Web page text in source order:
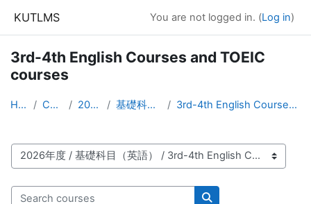
KUTLMS You are not logged in. (Log in)
3rd-4th English Courses and TOEIC
courses
Home Courses 2026年度 基礎科目（英語） 3rd-4th English Courses and TOEIC courses
Course categories
Search courses